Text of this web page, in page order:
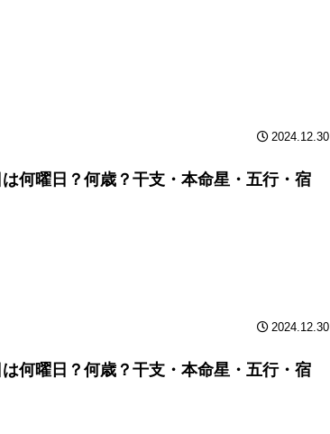
2024.12.30
何曜日？何歳？干支・本命星・五行・宿
2024.12.30
何曜日？何歳？干支・本命星・五行・宿